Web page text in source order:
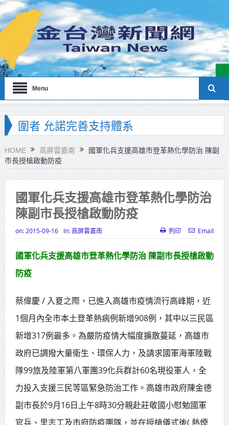
Menu
海巡署南部分署主官大換血 蔡順元
勉提升巡防戰力
北市鮮奶週報再升級！8月31日補助
擴大至國中生
雙北合作里程碑！萬大線動態測試
侯友宜蔣萬安攜手視察
北形象館亮相
打鐵厝北側產業園區產業設施公共
動土創造千個就業機會
高雄「三民運動中心」市長陳其
邁、運動部長李洋各界貴賓共同揭幕
高雄東照山關帝廟全國國中小學書
法比賽 圓滿落幕
不對稱戰力
HOME 高屏雲嘉南
國軍化兵支援高雄市登革熱化學防治 陳副
市長授槍啟動防疫
國軍化兵支援高雄市登革熱化學防治
陳副市長授槍啟動防疫
on: 2015-09-16 In:高屏雲嘉南 列印 Email
國軍化兵支援高雄市登革熱化學防治 陳副市長授槍啟動
防疫
蔡偉慶 / 入夏之際，已進入高雄市疫情流行高峰期，近
1個月內全市本土登革熱病例新增908例，其中以三民區
新增317例最多。為嚴防疫情大幅度擴散蔓延，高雄市
政府已調撥大量衛生、環保人力，及請求國軍海軍陸戰
隊99旅及陸軍第八軍團39化兵群計60名現役軍人，全
力投入支援三民等區緊急防治工作。高雄市政府陳金德
副市長於9月16日上午8時30分親赴莊敬國小慰勉國軍
官兵、里志工及市府防疫團隊，並在授槍儀式後( 熱煙